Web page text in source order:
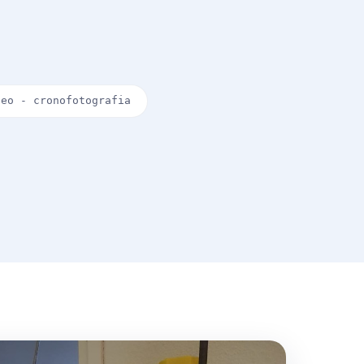
- cronofotografia